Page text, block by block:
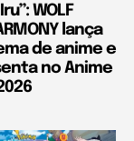
WOLF
lança
de anime e
no Anime